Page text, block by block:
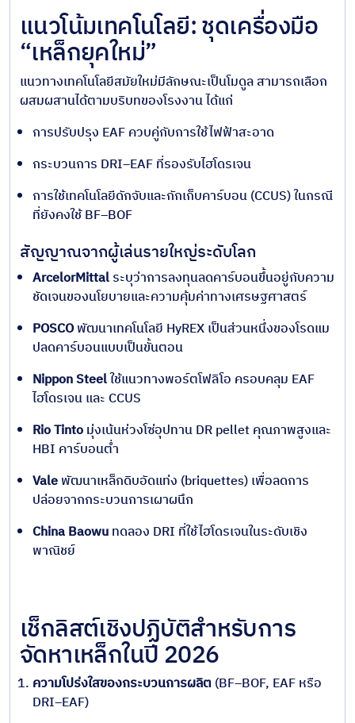
แนวโน้มเทคโนโลยี: ชุดเครื่องมือ
“เหล็กยุคใหม่”
แนวทางเทคโนโลยีสมัยใหม่มีลักษณะเป็นโมดูล สามารถเลือก
ผสมผสานได้ตามบริบทของโรงงาน ได้แก่
การปรับปรุง EAF ควบคู่กับการใช้ไฟฟ้าสะอาด
กระบวนการ DRI–EAF ที่รองรับไฮโดรเจน
การใช้เทคโนโลยีดักจับและกักเก็บคาร์บอน (CCUS) ในกรณี
ที่ยังคงใช้ BF–BOF
สัญญาณจากผู้เล่นรายใหญ่ระดับโลก
ArcelorMittalระบุว่าการลงทุนลดคาร์บอนขึ้นอยู่กับความ
ชัดเจนของนโยบายและความคุ้มค่าทางเศรษฐศาสตร์
POSCOพัฒนาเทคโนโลยี HyREX เป็นส่วนหนึ่งของโรดแม
ปลดคาร์บอนแบบเป็นขั้นตอน
Nippon Steelใช้แนวทางพอร์ตโฟลิโอ ครอบคลุม EAF
ไฮโดรเจน และ CCUS
Rio Tintoมุ่งเน้นห่วงโซ่อุปทาน DR pellet คุณภาพสูงและ
HBI คาร์บอนต่ำ
Valeพัฒนาเหล็กดิบอัดแท่ง (briquettes) เพื่อลดการ
ปล่อยจากกระบวนการเผาผนึก
China Baowuทดลอง DRI ที่ใช้ไฮโดรเจนในระดับเชิง
พาณิชย์
เช็กลิสต์เชิงปฏิบัติสำหรับการ
จัดหาเหล็กในปี 2026
ความโปร่งใสของกระบวนการผลิต(BF–BOF, EAF หรือ
DRI–EAF)